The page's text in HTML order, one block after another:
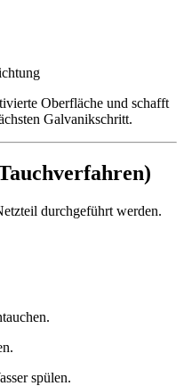
Oberfläche und schafft
Galvanikschritt.
durchgeführt werden.
spülen.